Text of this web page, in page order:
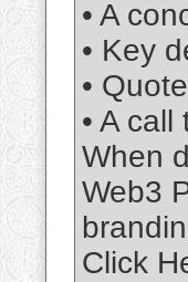
• A
• Key
•
• A
When
Web3
Click